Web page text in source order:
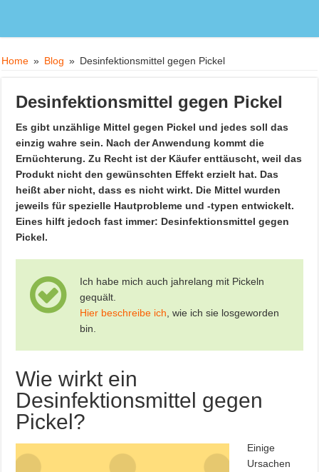
Home » Blog » Desinfektionsmittel gegen Pickel
Desinfektionsmittel gegen Pickel
Es gibt unzählige Mittel gegen Pickel und jedes soll das
einzig wahre sein. Nach der Anwendung kommt die
Ernüchterung. Zu Recht ist der Käufer enttäuscht, weil das
Produkt nicht den gewünschten Effekt erzielt hat. Das
heißt aber nicht, dass es nicht wirkt. Die Mittel wurden
jeweils für spezielle Hautprobleme und -typen entwickelt.
Eines hilft jedoch fast immer: Desinfektionsmittel gegen
Pickel.
Ich habe mich auch jahrelang mit Pickeln
gequält.
Hier beschreibe ich , wie ich sie losgeworden
bin.
Wie wirkt ein
Desinfektionsmittel gegen
Pickel?
Einige
Ursachen